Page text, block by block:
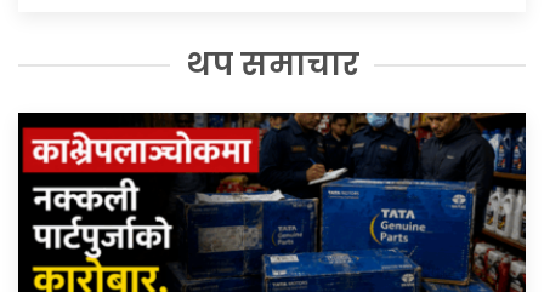
थप समाचार